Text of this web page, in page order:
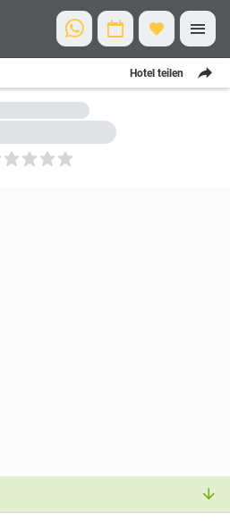
Hotel teilen